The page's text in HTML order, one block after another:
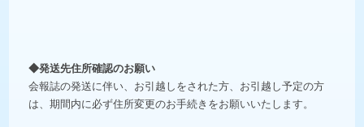
◆発送先住所確認のお願い
会報誌の発送に伴い、お引越しをされた方、お引越し予定の方
は、期間内に必ず住所変更のお手続きをお願いいたします。